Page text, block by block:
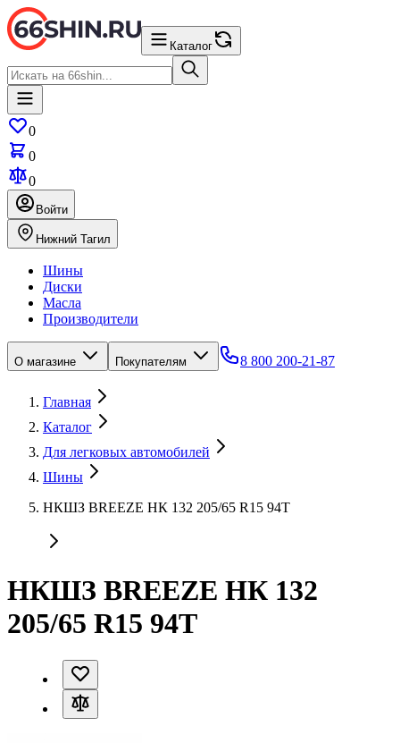
Каталог
0
0
0
Войти
Нижний Тагил
Шины
Диски
Масла
Производители
О магазине Покупателям 8 800 200-21-87
Главная
Каталог
Для легковых автомобилей
Шины
НКШЗ BREEZE НК 132 205/65 R15 94T
НКШЗ BREEZE НК 132
205/65 R15 94T